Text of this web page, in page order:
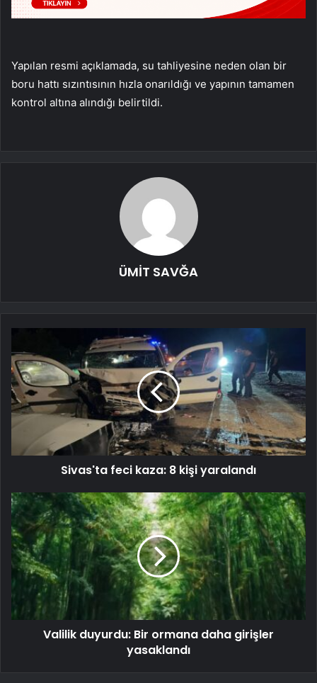
Yapılan resmi açıklamada, su tahliyesine neden olan bir
boru hattı sızıntısının hızla onarıldığı ve yapının tamamen
kontrol altına alındığı belirtildi.
ÜMİT SAVĞA
Sivas'ta feci kaza: 8 kişi yaralandı
Valilik duyurdu: Bir ormana daha girişler
yasaklandı